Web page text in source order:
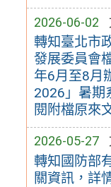
2026-06-02
轉知臺北市
發展委員會
年6月至8月
2026」暑期
閱附檔原來
2026-05-27
轉知國防部
關資訊，詳